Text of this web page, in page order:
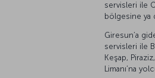
servisleri ile
bölgesine ya
Giresun’a
servisleri ile
Keşap,
Limanı’na